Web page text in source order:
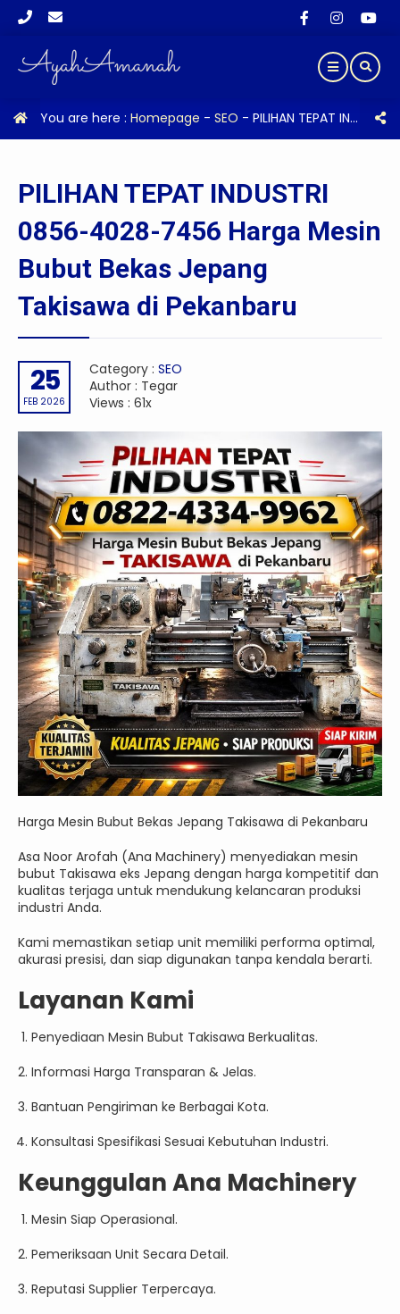
You are here : Homepage - SEO - PILIHAN TEPAT INDUSTRI 0856-4028-7456 Harga Mesin Bubut Bekas Jepang Takisawa di Pekanbaru
PILIHAN TEPAT INDUSTRI
0856-4028-7456 Harga Mesin
Bubut Bekas Jepang
Takisawa di Pekanbaru
25
FEB 2026
Category : SEO
Author : Tegar
Views : 61x
Harga Mesin Bubut Bekas Jepang Takisawa di Pekanbaru
Asa Noor Arofah (Ana Machinery) menyediakan mesin
bubut Takisawa eks Jepang dengan harga kompetitif dan
kualitas terjaga untuk mendukung kelancaran produksi
industri Anda.
Kami memastikan setiap unit memiliki performa optimal,
akurasi presisi, dan siap digunakan tanpa kendala berarti.
Layanan Kami
Penyediaan Mesin Bubut Takisawa Berkualitas.
Informasi Harga Transparan & Jelas.
Bantuan Pengiriman ke Berbagai Kota.
Konsultasi Spesifikasi Sesuai Kebutuhan Industri.
Keunggulan Ana Machinery
Mesin Siap Operasional.
Pemeriksaan Unit Secara Detail.
Reputasi Supplier Terpercaya.